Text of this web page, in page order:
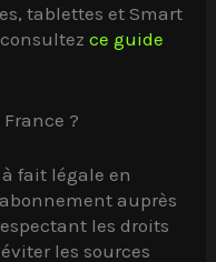
tablettes et Smart
consultezce guide
?
à fait légale en
auprès
les droits
les sources